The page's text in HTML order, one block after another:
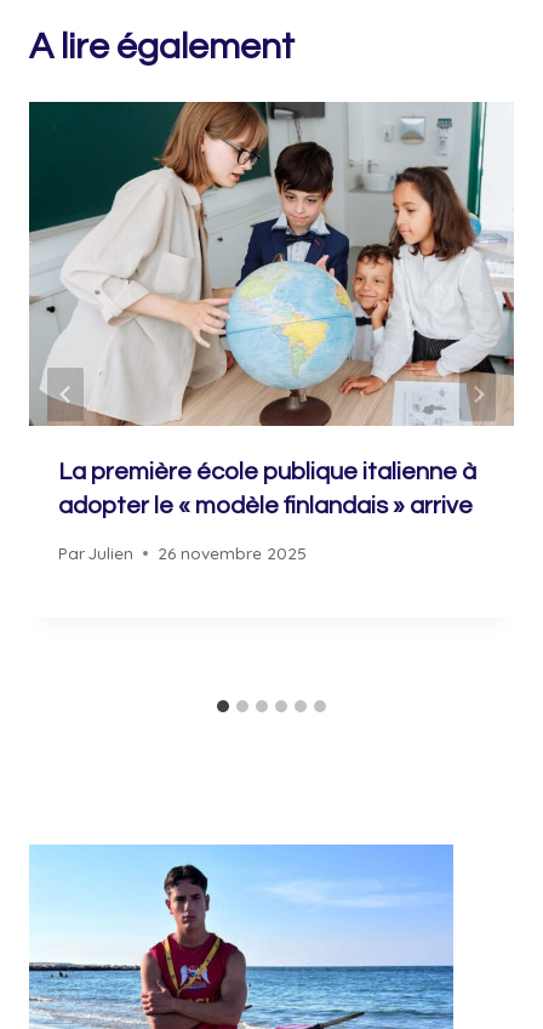
A lire également
La première école publique italienne à
adopter le « modèle finlandais » arrive
ParJulien 26 novembre 2025